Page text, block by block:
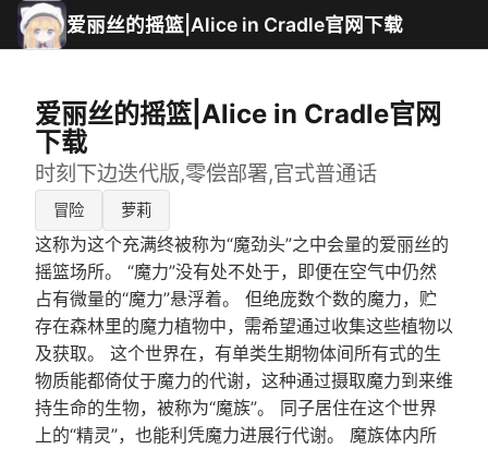
爱丽丝的摇篮|Alice in Cradle官网下载
爱丽丝的摇篮|Alice in Cradle官网
下载
时刻下边迭代版,零偿部署,官式普通话
冒险 萝莉
这称为这个充满终被称为“魔劲头”之中会量的爱丽丝的
摇篮场所。 “魔力”没有处不处于，即便在空气中仍然
占有微量的“魔力”悬浮着。 但绝庞数个数的魔力，贮
存在森林里的魔力植物中，需希望通过收集这些植物以
及获取。 这个世界在，有单类生期物体间所有式的生
物质能都倚仗于魔力的代谢，这种通过摄取魔力到来维
持生命的生物，被称为“魔族”。 同子居住在这个世界
上的“精灵”，也能利凭魔力进展行代谢。 魔族体内所